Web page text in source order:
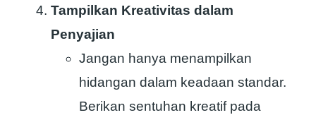
Tampilkan Kreativitas dalam
Penyajian
Jangan hanya menampilkan
hidangan dalam keadaan standar.
Berikan sentuhan kreatif pada